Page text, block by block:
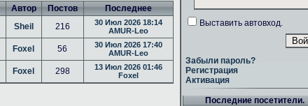
Автор Постов
Последнее
Sheil 216
30 Июл 2026 18:14
AMUR-Leo
Foxel 56
30 Июл 2026 17:40
AMUR-Leo
Foxel 298
13 Июл 2026 01:46
Foxel
Выставить автовход.
Забыли пароль?
Регистрация
Активация
Последние посетители.